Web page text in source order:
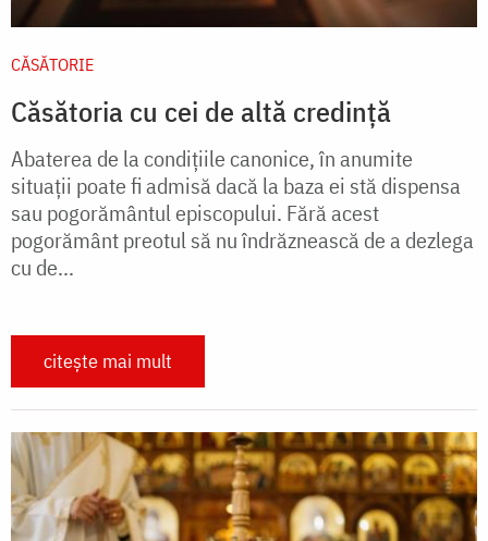
CĂSĂTORIE
Căsătoria cu cei de altă credință
Abaterea de la condiţiile canonice, în anumite
situaţii poate fi admisă dacă la baza ei stă dispensa
sau pogorământul episcopului. Fără acest
pogorământ preotul să nu îndrăznească de a dezlega
cu de...
citește mai mult